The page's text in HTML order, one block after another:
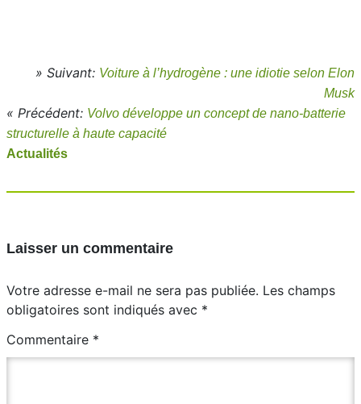
» Suivant: Voiture à l’hydrogène : une idiotie selon Elon
Musk
« Précédent: Volvo développe un concept de nano-batterie
structurelle à haute capacité
Actualités
Laisser un commentaire
Votre adresse e-mail ne sera pas publiée. Les champs
obligatoires sont indiqués avec *
Commentaire *